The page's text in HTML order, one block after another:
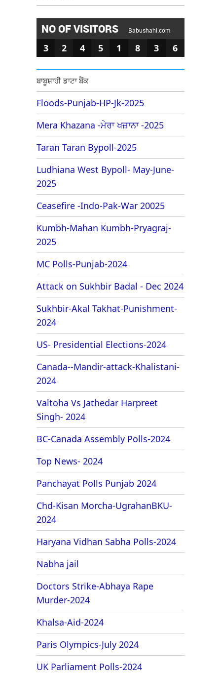
NO OF VISITORS Babushahi.com
3 2 4 5 1 8 3 6
ਬਾਬੂਸ਼ਾਹੀ ਡਾਟਾ ਬੈਂਕ
Floods-Punjab-HP-Jk-2025
Mera Khazana -ਮੇਰਾ ਖਜ਼ਾਨਾ -2025
Taran Taran Bypoll-2025
Ludhiana West Bypoll- May-June-
2025
Ceasefire -Indo-Pak-War 20025
Kumbh-Mahan Kumbh-Pryagraj-
2025
MC Polls-Punjab-2024
Attack on Sukhbir Badal - Dec 2024
Sukhbir-Akal Takhat-Punishment-
2024
US- Presidential Elections-2024
Canada--Mandir-attack-Khalistani-
2024
Valtoha Vs Jathedar Harpreet
Singh- 2024
BC-Canada Assembly Polls-2024
Top News- 2024
Panchayat Polls Punjab 2024
Chd-Kisan Morcha-UgrahanBKU-
2024
Haryana Vidhan Sabha Polls-2024
Nabha jail
Doctors Strike-Abhaya Rape
Murder-2024
Khalsa-Aid-2024
Paris Olympics-July 2024
UK Parliament Polls-2024